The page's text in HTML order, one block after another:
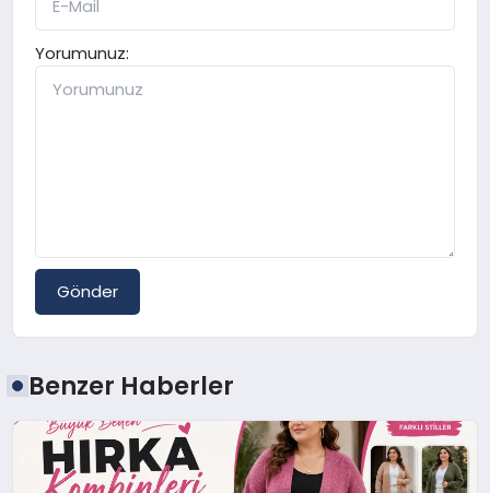
Yorumunuz:
Gönder
Benzer Haberler